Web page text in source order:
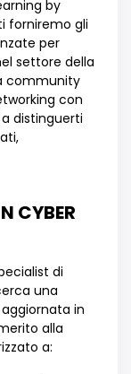
by
forniremo gli
per
settore della
community
con
distinguerti
CYBER
di
una
in
alla
a: